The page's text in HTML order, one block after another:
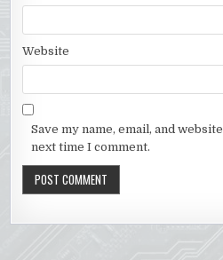
Website
Save my name, email, and
next time I comment.